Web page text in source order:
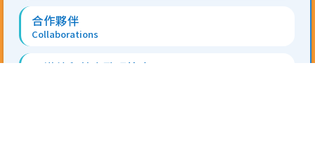
合作夥伴
Collaborations
全港幼兒英文歌唱比賽